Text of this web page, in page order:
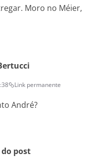
Moro no Méier,
Link permanente
André?
post